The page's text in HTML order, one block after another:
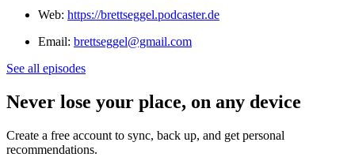
Web: https://brettseggel.podcaster.de
Email: brettseggel@gmail.com
See all episodes
Never lose your place, on any device
Create a free account to sync, back up, and get personal
recommendations.